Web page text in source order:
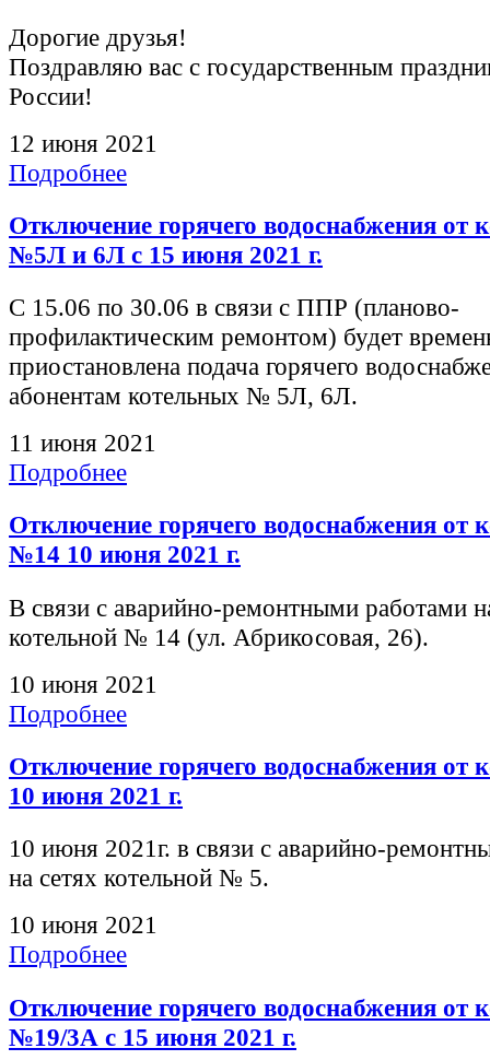
Дорогие друзья!
Поздравляю вас с государственным
России!
12 июня 2021
Подробнее
Отключение горячего водоснабжения от
№5Л и 6Л с 15 июня 2021 г.
С 15.06 по 30.06 в связи с ППР (планово-
профилактическим ремонтом) будет
приостановлена подача горячего
абонентам котельных № 5Л, 6Л.
11 июня 2021
Подробнее
Отключение горячего водоснабжения от
№14 10 июня 2021 г.
В связи с аварийно-ремонтными работами
котельной № 14 (ул. Абрикосовая, 26).
10 июня 2021
Подробнее
Отключение горячего водоснабжения от
10 июня 2021 г.
10 июня 2021г. в связи с аварийно-
на сетях котельной № 5.
10 июня 2021
Подробнее
Отключение горячего водоснабжения от
№19/3А с 15 июня 2021 г.